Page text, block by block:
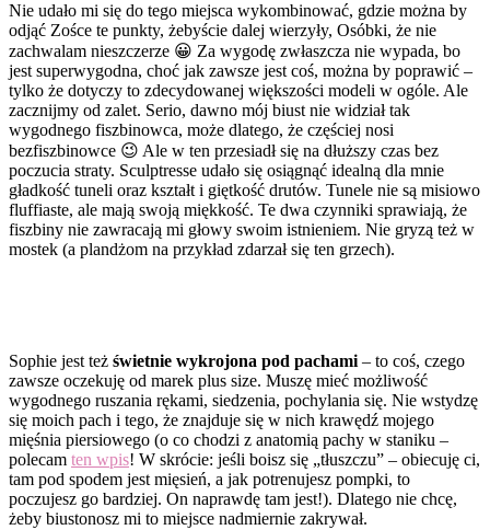
Nie udało mi się do tego miejsca wykombinować, gdzie można by
odjąć Zośce te punkty, żebyście dalej wierzyły, Osóbki, że nie
zachwalam nieszczerze 😀 Za wygodę zwłaszcza nie wypada, bo
jest superwygodna, choć jak zawsze jest coś, można by poprawić –
tylko że dotyczy to zdecydowanej większości modeli w ogóle. Ale
zacznijmy od zalet. Serio, dawno mój biust nie widział tak
wygodnego fiszbinowca, może dlatego, że częściej nosi
bezfiszbinowce 😉 Ale w ten przesiadł się na dłuższy czas bez
poczucia straty. Sculptresse udało się osiągnąć idealną dla mnie
gładkość tuneli oraz kształt i giętkość drutów. Tunele nie są misiowo
fluffiaste, ale mają swoją miękkość. Te dwa czynniki sprawiają, że
fiszbiny nie zawracają mi głowy swoim istnieniem. Nie gryzą też w
mostek (a plandżom na przykład zdarzał się ten grzech).
Sophie jest też świetnie wykrojona pod pachami – to coś, czego
zawsze oczekuję od marek plus size. Muszę mieć możliwość
wygodnego ruszania rękami, siedzenia, pochylania się. Nie wstydzę
się moich pach i tego, że znajduje się w nich krawędź mojego
mięśnia piersiowego (o co chodzi z anatomią pachy w staniku –
polecam ten wpis! W skrócie: jeśli boisz się „tłuszczu” – obiecuję ci,
tam pod spodem jest mięsień, a jak potrenujesz pompki, to
poczujesz go bardziej. On naprawdę tam jest!). Dlatego nie chcę,
żeby biustonosz mi to miejsce nadmiernie zakrywał.